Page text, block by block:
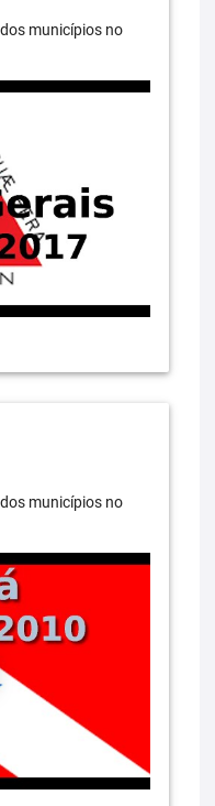
municípios no
municípios no